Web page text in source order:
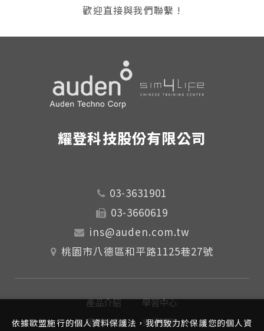
歡迎直接與我們聯繫 !
耀登科技股份有限公司
03-3631901
03-3660619
ins@auden.com.tw
桃園市八德區和平路1125巷27號
產品介紹
學習中心
最新消息
支援服務
依據歐盟施行的個人資料保護法，我們致力於保護您的個人資